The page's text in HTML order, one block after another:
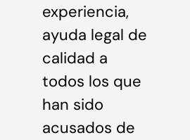
experiencia,
ayuda legal de
calidad a
todos los que
han sido
acusados de